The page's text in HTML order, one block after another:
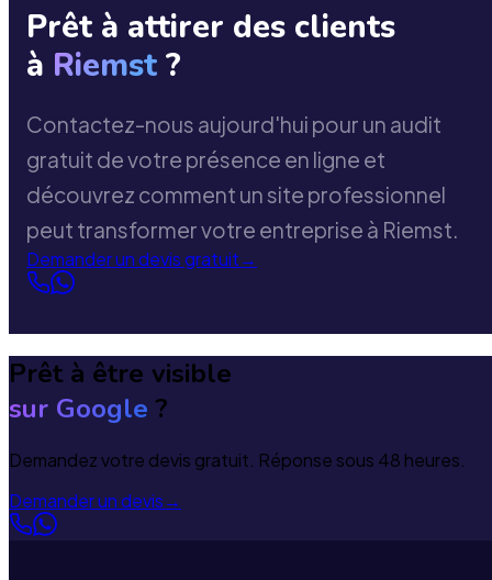
Prêt à attirer des clients
à Riemst ?
Contactez-nous aujourd'hui pour un audit
gratuit de votre présence en ligne et
découvrez comment un site professionnel
peut transformer votre entreprise à Riemst.
Demander un devis gratuit→
Prêt à être visible
sur Google ?
Demandez votre devis gratuit. Réponse sous 48 heures.
Demander un devis→